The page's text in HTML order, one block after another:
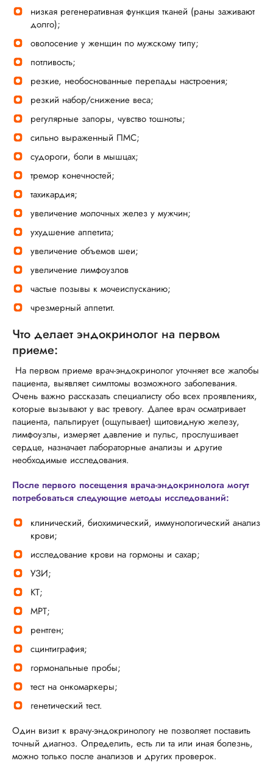
низкая регенеративная функция тканей (раны заживают
долго);
оволосение у женщин по мужскому типу;
потливость;
резкие, необоснованные перепады настроения;
резкий набор/снижение веса;
регулярные запоры, чувство тошноты;
сильно выраженный ПМС;
судороги, боли в мышцах;
тремор конечностей;
тахикардия;
увеличение молочных желез у мужчин;
ухудшение аппетита;
увеличение объемов шеи;
увеличение лимфоузлов
частые позывы к мочеиспусканию;
чрезмерный аппетит.
Что делает эндокринолог на первом
приеме:
На первом приеме врач-эндокринолог уточняет все жалобы
пациента, выявляет симптомы возможного заболевания.
Очень важно рассказать специалисту обо всех проявлениях,
которые вызывают у вас тревогу. Далее врач осматривает
пациента, пальпирует (ощупывает) щитовидную железу,
лимфоузлы, измеряет давление и пульс, прослушивает
сердце, назначает лабораторные анализы и другие
необходимые исследования.
После первого посещения врача-эндокринолога могут
потребоваться следующие методы исследований:
клинический, биохимический, иммунологический анализ
крови;
исследование крови на гормоны и сахар;
УЗИ;
КТ;
МРТ;
рентген;
сцинтиграфия;
гормональные пробы;
тест на онкомаркеры;
генетический тест.
Один визит к врачу-эндокринологу не позволяет поставить
точный диагноз. Определить, есть ли та или иная болезнь,
можно только после анализов и других проверок.